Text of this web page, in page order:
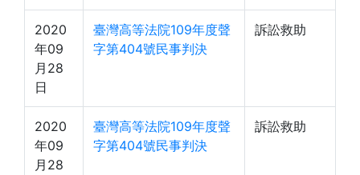
2020
年09
月28
日
臺灣高等法院109年度聲
字第404號民事判決
訴訟救助
2020
年09
月28
臺灣高等法院109年度聲
字第404號民事判決
訴訟救助